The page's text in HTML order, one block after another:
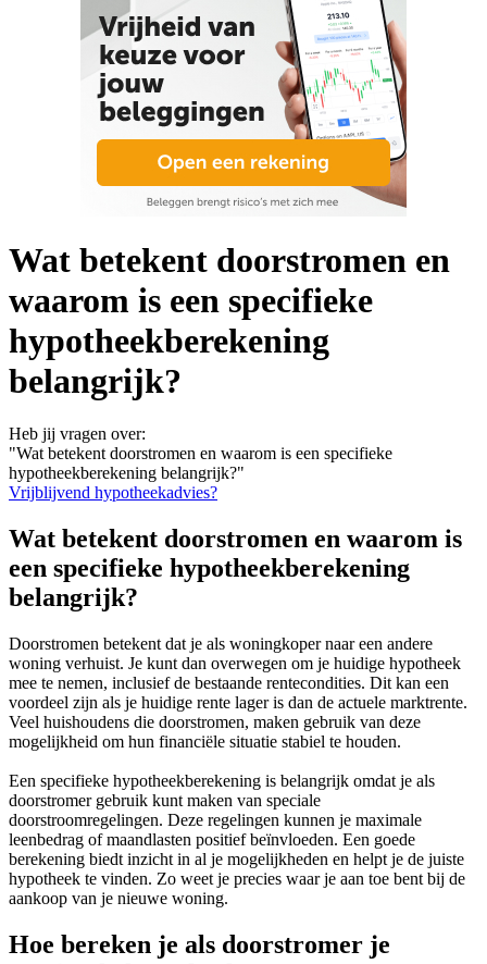
Wat betekent doorstromen en
waarom is een specifieke
hypotheekberekening
belangrijk?
Heb jij vragen over:
"Wat betekent doorstromen en waarom is een specifieke
hypotheekberekening belangrijk?"
Vrijblijvend hypotheekadvies?
Wat betekent doorstromen en waarom is
een specifieke hypotheekberekening
belangrijk?
Doorstromen betekent dat je als woningkoper naar een andere
woning verhuist. Je kunt dan overwegen om je huidige hypotheek
mee te nemen, inclusief de bestaande rentecondities. Dit kan een
voordeel zijn als je huidige rente lager is dan de actuele marktrente.
Veel huishoudens die doorstromen, maken gebruik van deze
mogelijkheid om hun financiële situatie stabiel te houden.
Een specifieke hypotheekberekening is belangrijk omdat je als
doorstromer gebruik kunt maken van speciale
doorstroomregelingen. Deze regelingen kunnen je maximale
leenbedrag of maandlasten positief beïnvloeden. Een goede
berekening biedt inzicht in al je mogelijkheden en helpt je de juiste
hypotheek te vinden. Zo weet je precies waar je aan toe bent bij de
aankoop van je nieuwe woning.
Hoe bereken je als doorstromer je